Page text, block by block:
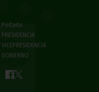
Portada
PRESIDENCIA
VICEPRESIDENCIA
GOBIERNO